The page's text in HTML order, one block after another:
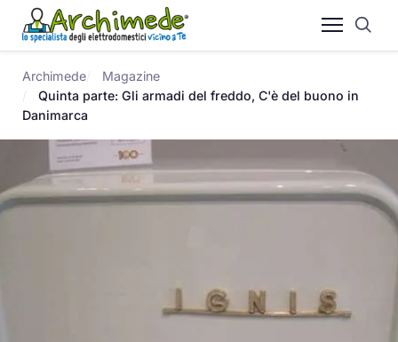
Archimede
Magazine
Quinta parte: Gli armadi del freddo, C'è del buono in
Danimarca